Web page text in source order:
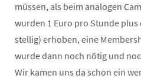
müssen, als beim analogen
wurden 1 Euro pro Stunde
stellig) erhoben, eine
wurde dann noch nötig und
Wir kamen uns da schon ein